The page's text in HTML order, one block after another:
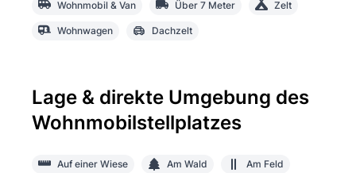
Wohnmobil & Van Über 7 Meter Zelt
Wohnwagen Dachzelt
Lage & direkte Umgebung des
Wohnmobilstellplatzes
Auf einer Wiese Am Wald Am Feld